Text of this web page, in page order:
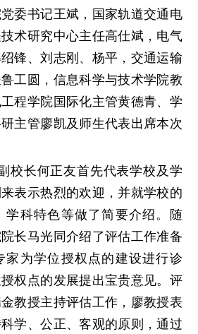
委书记王斌，国家轨道交通电
术研究中心主任高仕斌，电气
锋、刘志刚、杨平，交通运输
工圆，信息科学与技术学院教
程学院国际化主管黄德青、学
主管廖凯及师生代表出席本次
校长何正友首先代表学校及学
表示热烈的欢迎，并就学校的
学科特色等做了简要介绍。随
长马光同介绍了评估工作准备
家为学位授权点的建设进行诊
权点的发展提出宝贵意见。评
教授主持评估工作，廖教授表
学、公正、客观的原则，通过